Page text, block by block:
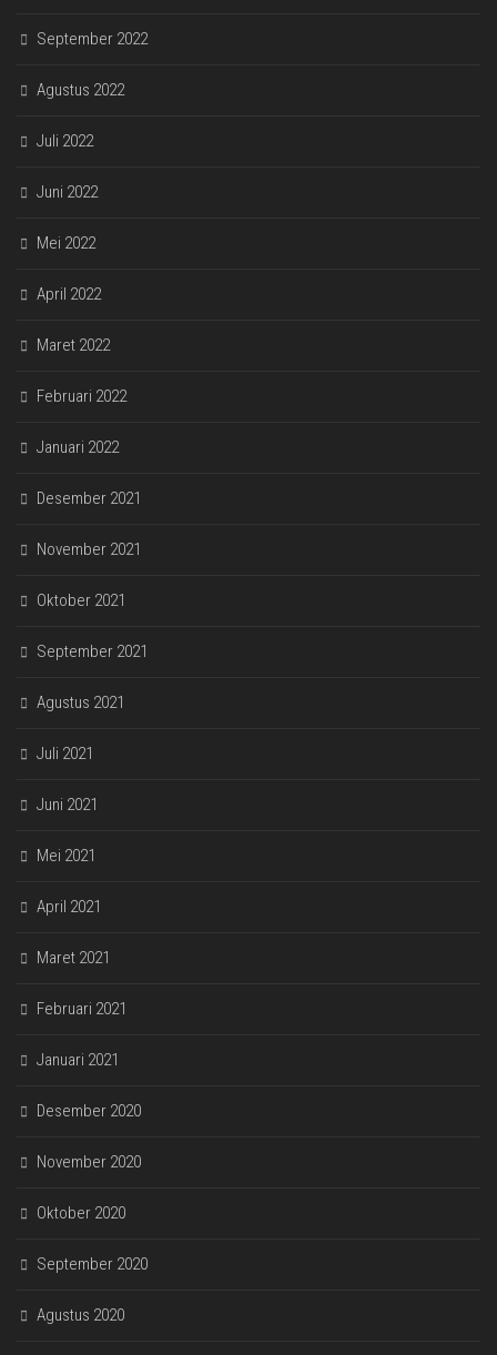
September 2022
Agustus 2022
Juli 2022
Juni 2022
Mei 2022
April 2022
Maret 2022
Februari 2022
Januari 2022
Desember 2021
November 2021
Oktober 2021
September 2021
Agustus 2021
Juli 2021
Juni 2021
Mei 2021
April 2021
Maret 2021
Februari 2021
Januari 2021
Desember 2020
November 2020
Oktober 2020
September 2020
Agustus 2020